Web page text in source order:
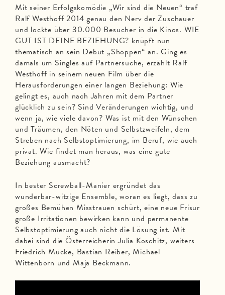
Mit seiner Erfolgskomödie „Wir sind die Neuen“ traf
Ralf Westhoff 2014 genau den Nerv der Zuschauer
und lockte über 30.000 Besucher in die Kinos. WIE
GUT IST DEINE BEZIEHUNG? knüpft nun
thematisch an sein Debüt „Shoppen“ an. Ging es
damals um Singles auf Partnersuche, erzählt Ralf
Westhoff in seinem neuen Film über die
Herausforderungen einer langen Beziehung: Wie
gelingt es, auch nach Jahren mit dem Partner
glücklich zu sein? Sind Veränderungen wichtig, und
wenn ja, wie viele davon? Was ist mit den Wünschen
und Träumen, den Nöten und Selbstzweifeln, dem
Streben nach Selbstoptimierung, im Beruf, wie auch
privat. Wie findet man heraus, was eine gute
Beziehung ausmacht?
In bester Screwball-Manier ergründet das
wunderbar-witzige Ensemble, woran es liegt, dass zu
großes Bemühen Misstrauen schürt, eine neue Frisur
große Irritationen bewirken kann und permanente
Selbstoptimierung auch nicht die Lösung ist. Mit
dabei sind die Österreicherin Julia Koschitz, weiters
Friedrich Mücke, Bastian Reiber, Michael
Wittenborn und Maja Beckmann.